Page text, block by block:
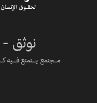
نوثق -
مـــجتمع يــــتمتع فــــيه